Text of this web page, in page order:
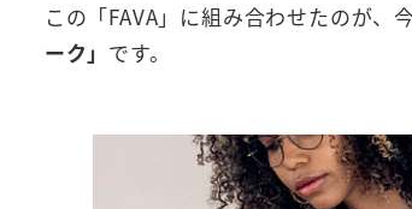
この「FAVA」に組み合わせたのが、
ーク」 です。